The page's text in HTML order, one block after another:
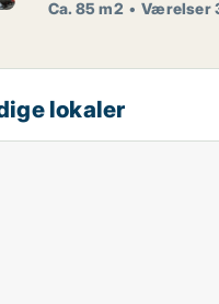
Ca. 85 m2 Værelser
lokaler